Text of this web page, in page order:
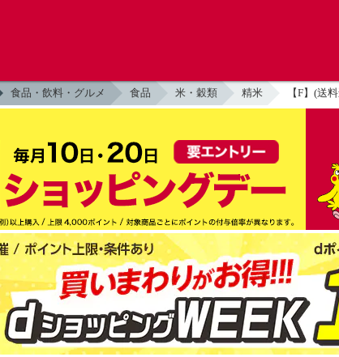
食品・飲料・グルメ 食品 米・穀類 精米 【F】(送